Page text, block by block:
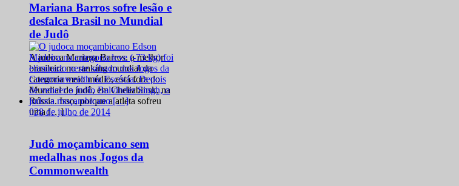
Mariana Barros sofre lesão e
desfalca Brasil no Mundial
de Judô
A judoca Mariana Barros, a melhor
brasileira no ranking mundial da
categoria meio médio, está fora do
Mundial de judô, em Cheliabinsk, na
Rússia. Isso, porque a atleta sofreu
uma […]
028 de julho de 2014
Judô moçambicano sem
medalhas nos Jogos da
Commonwealth